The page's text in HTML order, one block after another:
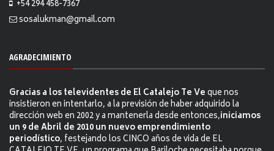
+54 294 458-7367
sosalukman@gmail.com
AGRADECIMIENTO
Gracias a los televidentes de El Catalejo Te Veque nos
insistieron en intentarlo, a la previsión de haber adquirido la
dirección web en 2002 y a mantenerla desde entonces,iniciamos
un 9 de Abril de 2010 un nuevo emprendimiento
periodístico, festejando los CINCO años de vida de EL